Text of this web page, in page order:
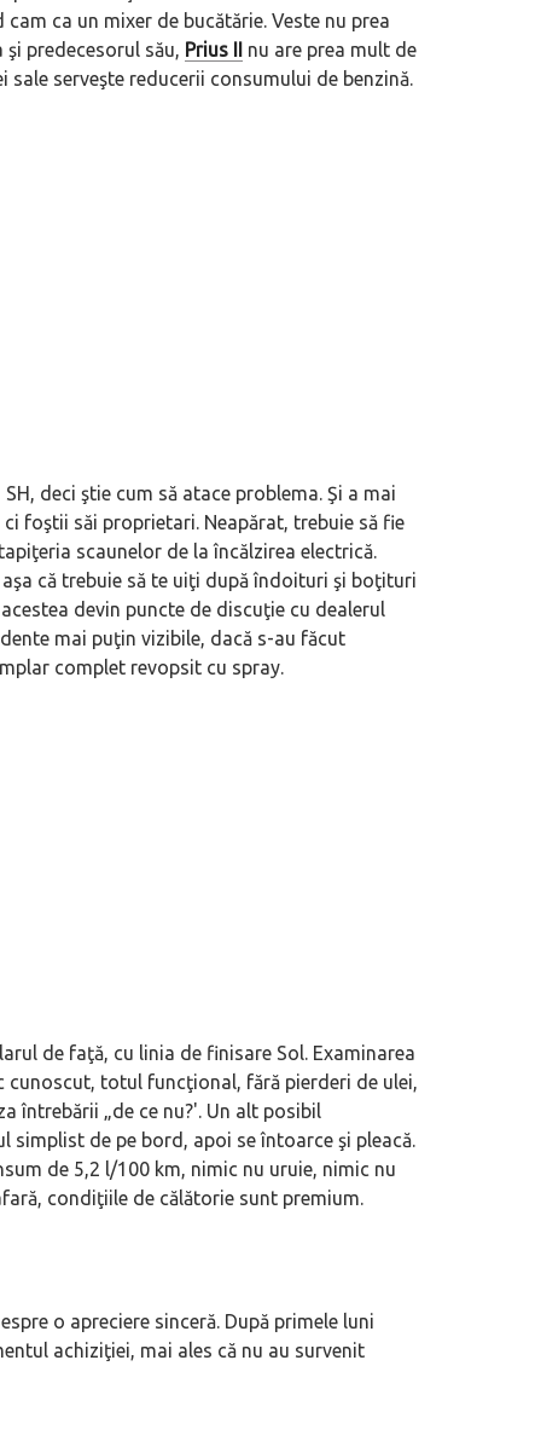
ca un mixer de bucătărie. Veste nu prea
predecesorul său, Prius II nu are prea mult de
serveşte reducerii consumului de benzină.
deci ştie cum să atace problema. Şi a mai
foştii săi proprietari. Neapărat, trebuie să fie
scaunelor de la încălzirea electrică.
că trebuie să te uiţi după îndoituri şi boţituri
devin puncte de discuţie cu dealerul
mai puţin vizibile, dacă s-au făcut
complet revopsit cu spray.
de faţă, cu linia de finisare Sol. Examinarea
totul funcţional, fără pierderi de ulei,
întrebării „de ce nu?'. Un alt posibil
de pe bord, apoi se întoarce şi pleacă.
de 5,2 l/100 km, nimic nu uruie, nimic nu
condiţiile de călătorie sunt premium.
o apreciere sinceră. După primele luni
achiziţiei, mai ales că nu au survenit